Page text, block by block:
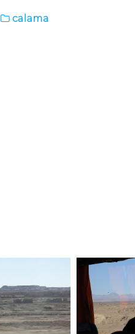
 calama